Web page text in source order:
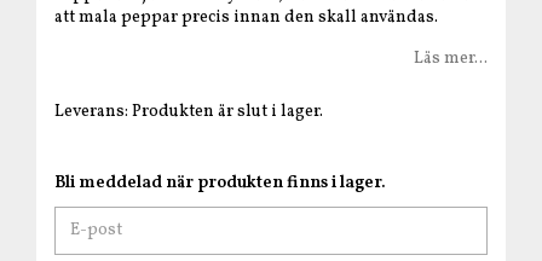
att mala peppar precis innan den skall användas.
Läs mer...
Leverans: Produkten är slut i lager.
Bli meddelad när produkten finns i lager.